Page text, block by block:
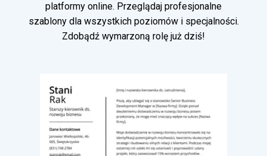
platformy online. Przeglądaj profesjonalne
szablony dla wszystkich poziomów i specjalności.
Zdobądź wymarzoną rolę już dziś!